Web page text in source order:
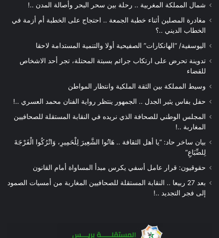
شمال المملكة المغربية .. رحلة بين سحر البحر وأصالة المدن ..!
مغادرة المصلين أثناء خطبة الجمعة .. احتجاج على الخطبة أم أزمة في
الخطاب الديني ..؟
اليوسفية/ “الهانكارات” الصفيحية أولا والتنمية المستدامة لاحقا
تدوينة تحرض على ارتكاب جرائم بسبتة المحتلة، تجر أحد الاشخاص
للقضاء
وسيط المملكة بين الثقة الملكية وانتظار المواطن
حفل بفاس يثير الجدل .. الجمهور ينتظر رواية الفنان محمد العسري ..!
المجلس الوطني للصحافة الذي نريده في النقابة المستقلة للصحافيين
المغاربة ..!
بيان ساخر حاد: “يا أهل الثقافة .. هَاتُوا الشَّعِيرَ لِلْحَمِيرِ، وَاتْرُكُوا الْفَرْجَةَ
لِلضِّبَاعِ”
حقوقيون: قرار عامل أسفي يكرس مبدأ المساواة أمام القانون
بعد 27 ربيعا .. النقابة المستقلة للصحافيين المغاربة من أمسيات الصمود
إلى فجر التجديد ..!